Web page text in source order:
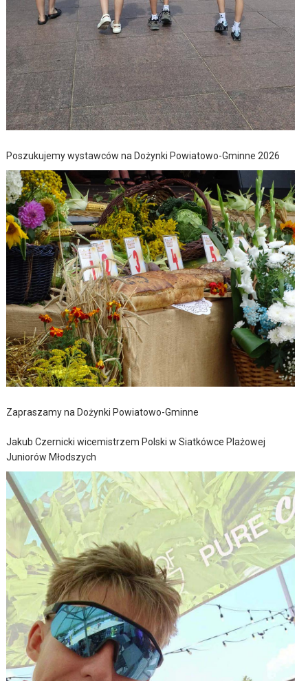
Poszukujemy wystawców na Dożynki Powiatowo-Gminne 2026
Zapraszamy na Dożynki Powiatowo-Gminne
Jakub Czernicki wicemistrzem Polski w Siatkówce Plażowej
Juniorów Młodszych